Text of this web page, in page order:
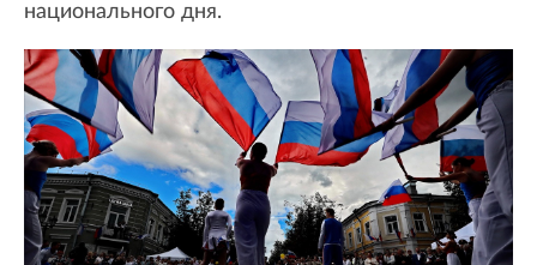
национального дня.